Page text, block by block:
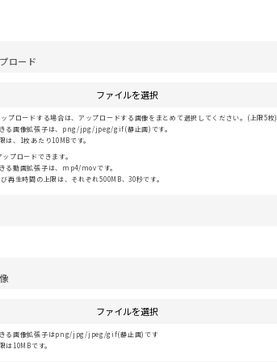
ロード
ファイルを選択
プロードする場合は、アップロードする画像をまとめて選択してください。(上限5枚)
る画像拡張子は、png/jpg/jpeg/gif(静止画)です。
は、1枚あたり10MBです。
プロードできます。
る動画拡張子は、mp4/movです。
再生時間の上限は、それぞれ500MB、30秒です。
ファイルを選択
きる画像拡張子はpng/jpg/jpeg/gif(静止画)です
は10MBです。